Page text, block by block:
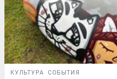
КУЛЬТУРА СОБЫТИЯ